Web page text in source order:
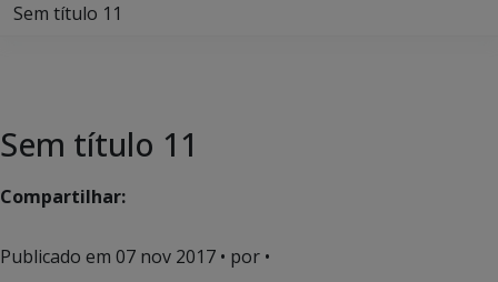
Sem título 11
Sem título 11
Compartilhar:
Publicado em 07 nov 2017 • por •